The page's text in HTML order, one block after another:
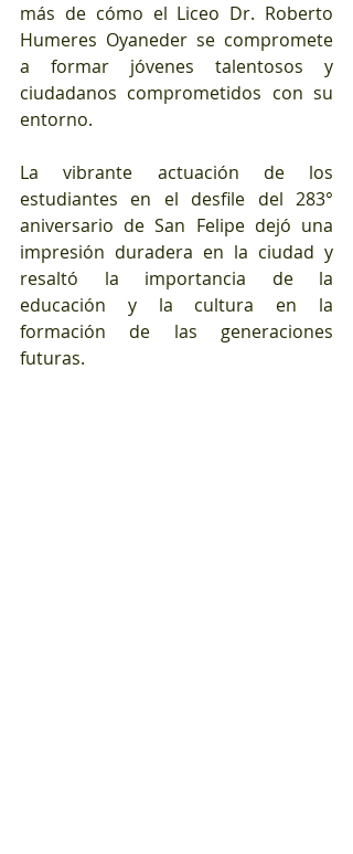
más de cómo el Liceo Dr. Roberto
Humeres Oyaneder se compromete
a formar jóvenes talentosos y
ciudadanos comprometidos con su
entorno.
La vibrante actuación de los
estudiantes en el desfile del 283°
aniversario de San Felipe dejó una
impresión duradera en la ciudad y
resaltó la importancia de la
educación y la cultura en la
formación de las generaciones
futuras.